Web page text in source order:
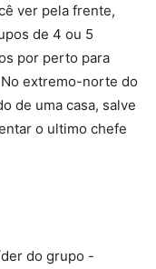
ver pela frente,
de 4 ou 5
por perto para
extremo-norte do
de uma casa, salve
o ultimo chefe
do grupo -